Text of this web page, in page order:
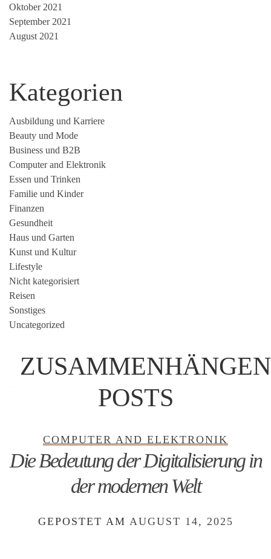
Oktober 2021
September 2021
August 2021
Kategorien
Ausbildung und Karriere
Beauty und Mode
Business und B2B
Computer and Elektronik
Essen und Trinken
Familie und Kinder
Finanzen
Gesundheit
Haus und Garten
Kunst und Kultur
Lifestyle
Nicht kategorisiert
Reisen
Sonstiges
Uncategorized
POSTS
COMPUTER AND ELEKTRONIK
Die Bedeutung der Digitalisierung in
der modernen Welt
GEPOSTET AM AUGUST 14, 2025